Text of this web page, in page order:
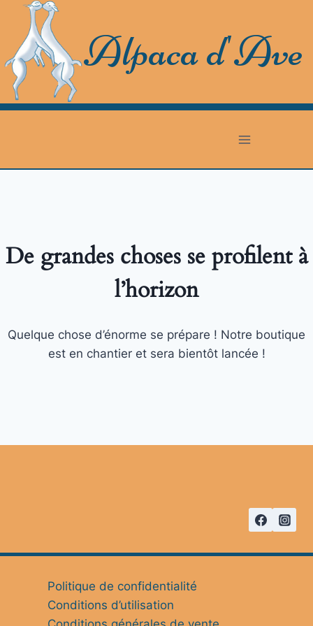
content
Alpaca d'Ave
De grandes choses se profilent à
l’horizon
Quelque chose d’énorme se prépare ! Notre boutique
est en chantier et sera bientôt lancée !
Politique de confidentialité
Conditions d’utilisation